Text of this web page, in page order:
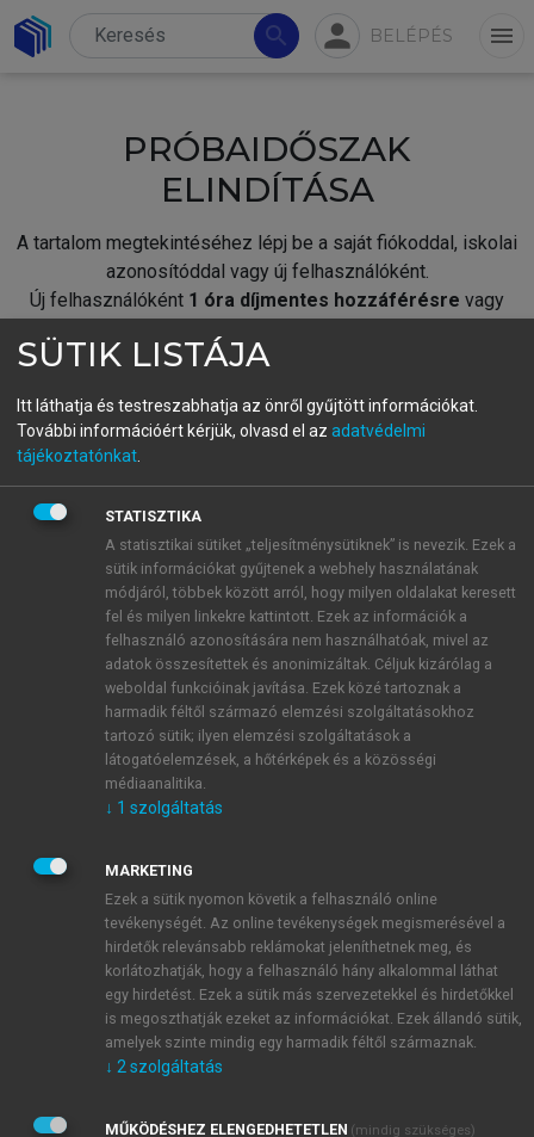
search person BELÉPÉS menu
PRÓBAIDŐSZAK
ELINDÍTÁSA
A tartalom megtekintéséhez lépj be a saját fiókoddal, iskolai
azonosítóddal vagy új felhasználóként.
Új felhasználóként 1 óra díjmentes hozzáférésre vagy
fiókoddal,vagy hozz létre új fiókot.
A regisztráció után apróbaidőszakautomatikusan
BELÉPÉS SAJÁT FIÓKKAL
ÚJ FIÓK LÉTREHOZÁSA
1 óra díjmentes hozzáférés
E-MAIL-CÍM
JELSZÓ
JELSZÓ ÚJRA
Kérek értesítést a MeRSZ újdonságairól, akcióiról.
Kérek értesítést az Akadémiai Kiadó Zrt. újdonságairól,
SÜTIK LISTÁJA
Itt láthatja és testreszabhatja az önről gyűjtött információkat.
További információért kérjük, olvasd el az adatvédelmi
tájékoztatónkat
STATISZTIKA
A statisztikai sütiket „teljesítménysütiknek” is nevezik. Ezek a
sütik információkat gyűjtenek a webhely használatának
módjáról, többek között arról, hogy milyen oldalakat keresett
fel és milyen linkekre kattintott. Ezek az információk a
felhasználó azonosítására nem használhatóak, mivel az
adatok összesítettek és anonimizáltak. Céljuk kizárólag a
weboldal funkcióinak javítása. Ezek közé tartoznak a
harmadik féltől származó elemzési szolgáltatásokhoz
tartozó sütik; ilyen elemzési szolgáltatások a
látogatóelemzések, a hőtérképek és a közösségi
médiaanalitika.
↓ 1 szolgáltatás
MARKETING
Ezek a sütik nyomon követik a felhasználó online
tevékenységét. Az online tevékenységek megismerésével a
hirdetők relevánsabb reklámokat jeleníthetnek meg, és
korlátozhatják, hogy a felhasználó hány alkalommal láthat
egy hirdetést. Ezek a sütik más szervezetekkel és hirdetőkkel
is megoszthatják ezeket az információkat. Ezek állandó sütik,
amelyek szinte mindig egy harmadik féltől származnak.
↓ 2 szolgáltatás
MŰKÖDÉSHEZ ELENGEDHETETLEN (mindig szükséges)